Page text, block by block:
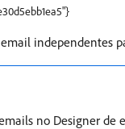
independentes
no Designer